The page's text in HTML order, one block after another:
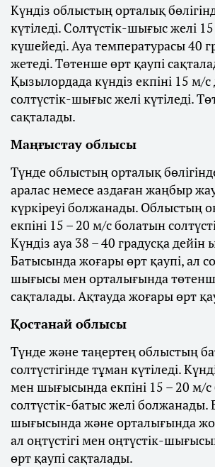
Күндіз облыстың орталық
күтіледі. Солтүстік-шығыс желі
күшейеді. Ауа температурасы 40
жетеді. Төтенше өрт қаупі
Қызылордада күндіз екпіні 15 м/с
солтүстік-шығыс желі күтіледі.
сақталады.
Маңғыстау облысы
Түнде облыстың орталық
аралас немесе аздаған жаңбыр
күркіреуі болжанады. Облыстың
екпіні 15 – 20 м/с болатын
Күндіз ауа 38 – 40 градусқа дейін
Батысында жоғары өрт қаупі, ал
шығысы мен орталығында
сақталады. Ақтауда жоғары өрт
Қостанай облысы
Түнде және таңертең облыстың
солтүстігінде тұман күтіледі.
мен шығысында екпіні 15 – 20 м/
солтүстік-батыс желі
шығысында және орталығында
ал оңтүстігі мен оңтүстік-
өрт қаупі сақталады.